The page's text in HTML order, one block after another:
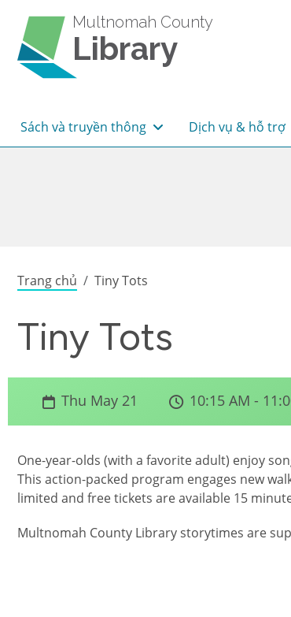
Multnomah County
Library
Main navigation
Sách và truyền thông Dịch vụ & hỗ trợ
Breadcrumb
Trang chủ Tiny Tots
Tiny Tots
Thu May 21 10:15 AM -
One-year-olds (with a favorite adult) enjoy
This action-packed program engages new
limited and free tickets are available 15
Multnomah County Library storytimes are